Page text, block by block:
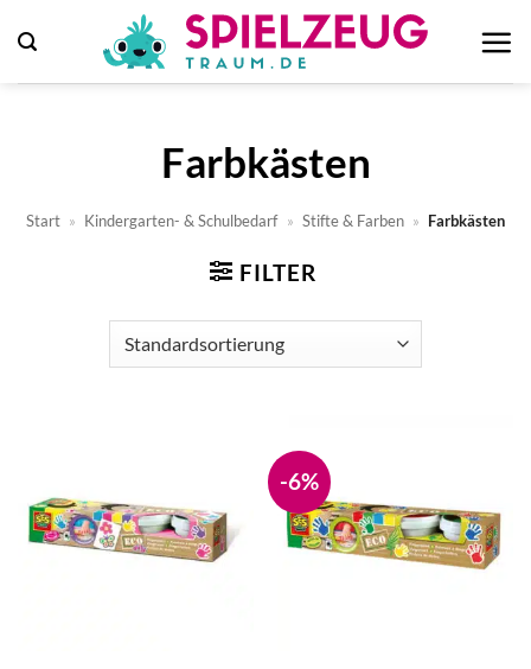
Inhalt
springen
Farbkästen
Start » Kindergarten- & Schulbedarf » Stifte & Farben » Farbkästen
FILTER
-6%